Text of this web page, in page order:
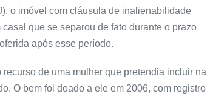
o imóvel com cláusula de inalienabilidade
que se separou de fato durante o prazo
após esse período.
recurso de uma mulher que pretendia incluir na
O bem foi doado a ele em 2006, com registro